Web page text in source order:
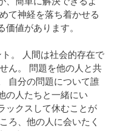
て神経を落ち着かせる
値があります。
。 人間は社会的存在で
ん。 問題を他の人と共
自分の問題について誰
の人たちと一緒にい
ックスして休むことが
ろ、他の人に会いたく